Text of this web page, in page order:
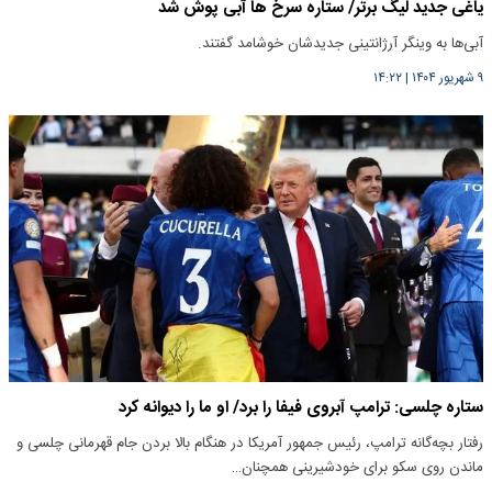
یاغی جدید لیگ برتر/ ستاره سرخ ها آبی پوش شد
آبی‌ها به وینگر آرژانتینی جدیدشان خوشامد گفتند.
۹ شهریور ۱۴۰۴ |۱۴:۲۲
ستاره چلسی: ترامپ آبروی فیفا را برد/ او ما را دیوانه کرد
رفتار بچه‌گانه ترامپ، رئیس جمهور آمریکا در هنگام بالا بردن جام قهرمانی چلسی و
ماندن روی سکو برای خودشیرینی همچنان…